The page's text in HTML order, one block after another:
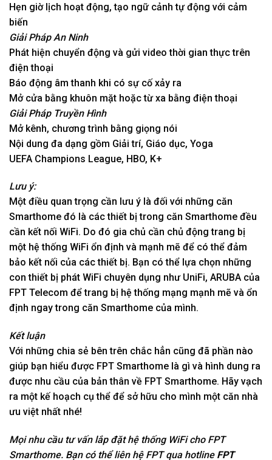
Hẹn giờ lịch hoạt động, tạo ngữ cảnh tự động với cảm
biến
Giải Pháp An Ninh
Phát hiện chuyển động và gửi video thời gian thực trên
điện thoại
Báo động âm thanh khi có sự cố xảy ra
Mở cửa bằng khuôn mặt hoặc từ xa bằng điện thoại
Giải Pháp Truyền Hình
Mở kênh, chương trình bằng giọng nói
Nội dung đa dạng gồm Giải trí, Giáo dục, Yoga
UEFA Champions League, HBO, K+
Lưu ý:
Một điều quan trọng cần lưu ý là đối với những căn
Smarthome đó là các thiết bị trong căn Smarthome đều
cần kết nối WiFi. Do đó gia chủ cần chủ động trang bị
một hệ thống WiFi ổn định và mạnh mẽ để có thể đảm
bảo kết nối của các thiết bị. Bạn có thể lựa chọn những
con thiết bị phát WiFi chuyên dụng như UniFi, ARUBA của
FPT Telecom để trang bị hệ thống mạng mạnh mẽ và ổn
định ngay trong căn Smarthome của mình.
Kết luận
Với những chia sẻ bên trên chắc hẳn cũng đã phần nào
giúp bạn hiểu được FPT Smarthome là gì và hình dung ra
được nhu cầu của bản thân về FPT Smarthome. Hãy vạch
ra một kế hoạch cụ thể để sở hữu cho mình một căn nhà
ưu việt nhất nhé!
Mọi nhu cầu tư vấn lắp đặt hệ thống WiFi cho FPT
Smarthome. Bạn có thể liên hệ FPT qua hotline FPT